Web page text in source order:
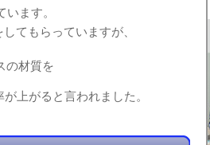
ます。
てもらっていますが、
の材質を
上がると言われました。